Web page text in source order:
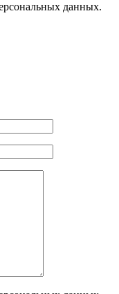
данных.